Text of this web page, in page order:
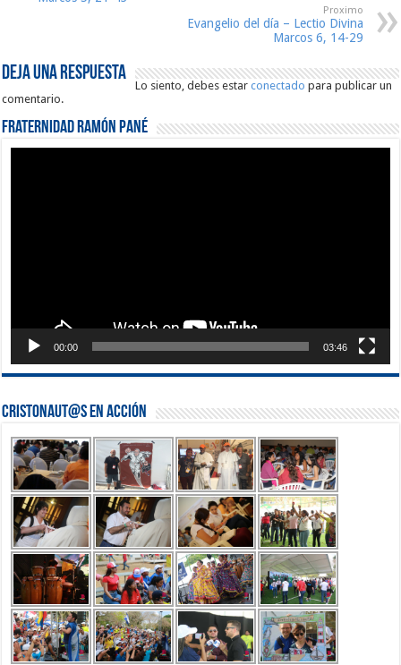
Proximo
Evangelio del día – Lectio Divina
Marcos 6, 14-29
Deja una respuesta
Lo siento, debes estarconectado para publicar un
comentario.
Fraternidad Ramón Pané
00:00 03:46
Cristonaut@s en Acción